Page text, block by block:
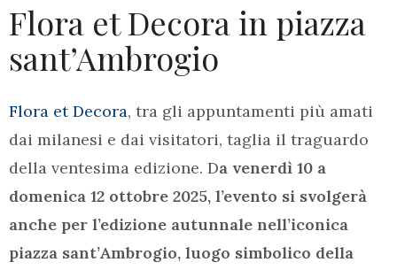
Flora et Decora in piazza
sant’Ambrogio
Flora et Decora, tra gli appuntamenti più amati
dai milanesi e dai visitatori, taglia il traguardo
della ventesima edizione. Da venerdì 10 a
domenica 12 ottobre 2025, l’evento si svolgerà
anche per l’edizione autunnale nell’iconica
piazza sant’Ambrogio, luogo simbolico della